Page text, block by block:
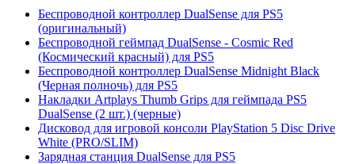
Беспроводной контроллер DualSense для PS5
(оригинальный)
Беспроводной геймпад DualSense - Cosmic Red
(Космический красный) для PS5
Беспроводной контроллер DualSense Midnight Black
(Черная полночь) для PS5
Накладки Artplays Thumb Grips для геймпада PS5
DualSense (2 шт.) (черные)
Дисковод для игровой консоли PlayStation 5 Disc Drive
White (PRO/SLIM)
Зарядная станция DualSense для PS5